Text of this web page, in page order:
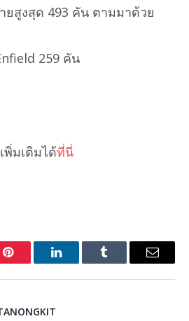
ยสูงสุด 493 คัน ตามมาด้วย
259 คัน
พิ่มเติมได้ที่นี่
Pinterest LinkedInTumblr Email